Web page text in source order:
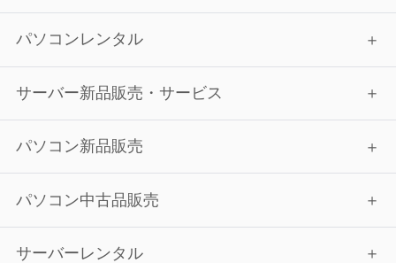
パソコンレンタル
サーバー新品販売・サービス
パソコン新品販売
パソコン中古品販売
サーバーレンタル